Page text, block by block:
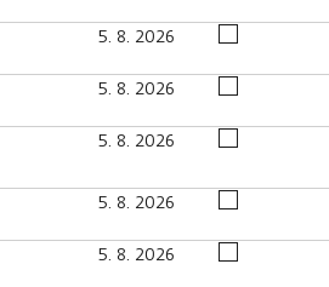
5. 8. 2026
5. 8. 2026
5. 8. 2026
5. 8. 2026
5. 8. 2026